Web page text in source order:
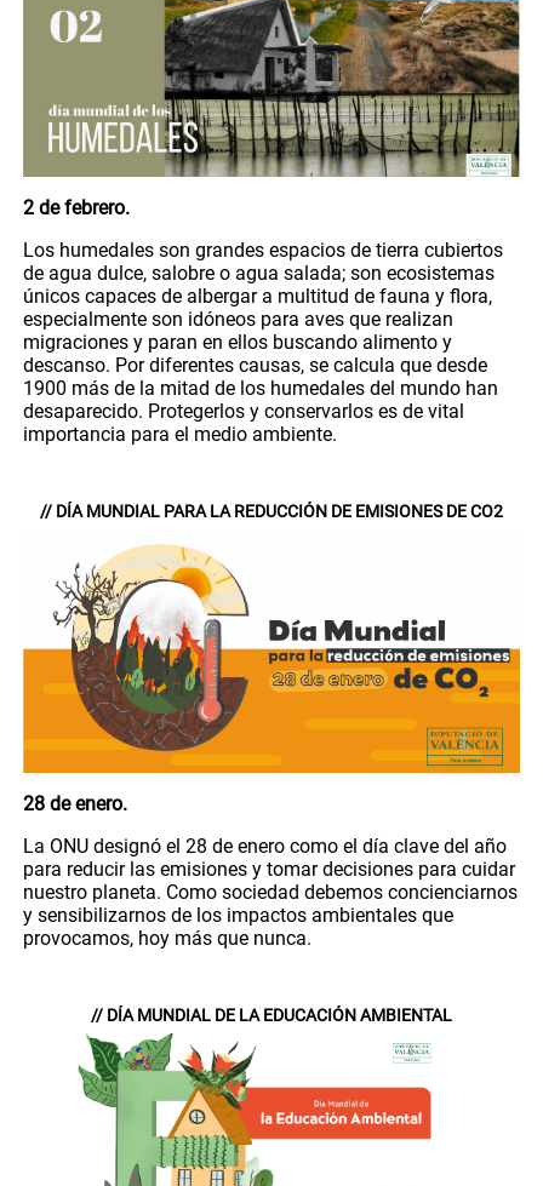
2 de febrero.
Los humedales son grandes espacios de tierra cubiertos
de agua dulce, salobre o agua salada; son ecosistemas
únicos capaces de albergar a multitud de fauna y flora,
especialmente son idóneos para aves que realizan
migraciones y paran en ellos buscando alimento y
descanso. Por diferentes causas, se calcula que desde
1900 más de la mitad de los humedales del mundo han
desaparecido. Protegerlos y conservarlos es de vital
importancia para el medio ambiente.
// DÍA MUNDIAL PARA LA REDUCCIÓN DE EMISIONES DE CO2
28 de enero.
La ONU designó el 28 de enero como el día clave del año
para reducir las emisiones y tomar decisiones para cuidar
nuestro planeta. Como sociedad debemos concienciarnos
y sensibilizarnos de los impactos ambientales que
provocamos, hoy más que nunca.
// DÍA MUNDIAL DE LA EDUCACIÓN AMBIENTAL